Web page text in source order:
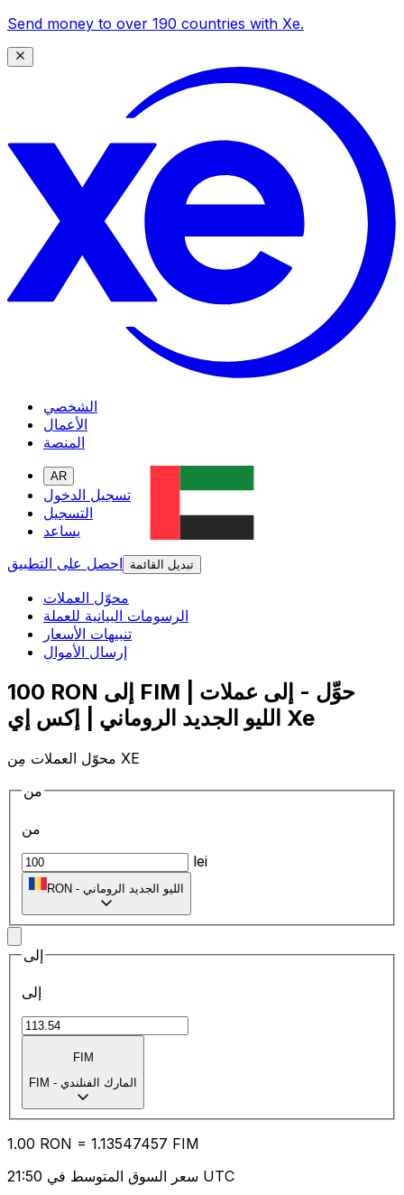
Send money to over 190 countries with Xe.
الشخصي
الأعمال
المنصة
AR
تسجيل الدخول
التسجيل
يساعد
احصل على التطبيق
تبديل القائمة
محوّل العملات
الرسومات البيانية للعملة
تنبيهات الأسعار
إرسال الأموال
100 RON إلى FIM | حوِّل - إلى عملات
الليو الجديد الروماني | إكس إي Xe
محوّل العملات مِن XE
من
من
lei
RON - الليو الجديد الروماني
إلى
إلى
FIM
FIM - المارك الفنلندي
1.00 RON = 1.13547457 FIM
سعر السوق المتوسط في 21:50 UTC